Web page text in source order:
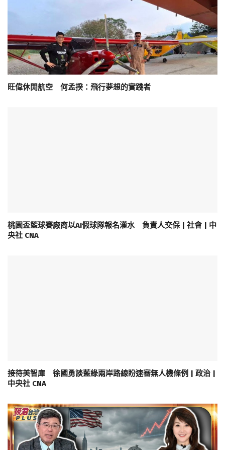
旺偉休閒航空 何孟揆：飛行夢想的實踐者
桃園盃籃球賽廠商以AI假球隊報名灌水 負責人交保 | 社會 | 中
央社 CNA
接待美智庫 徐國勇談藍綠兩岸路線盼速審無人機條例 | 政治 |
中央社 CNA